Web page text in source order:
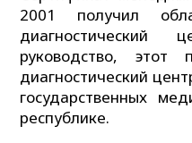
2001 получил
руководство, этот
диагностический
государственных
республике.